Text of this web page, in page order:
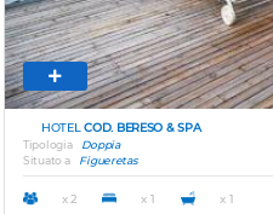
HOTELCOD. BERESO & SPA
Tipologia
Doppia
Situato a
Figueretas
x 2 x 1 x 1